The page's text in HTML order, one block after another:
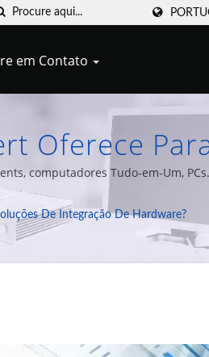
em Contato
Oferece
De
De Thin
computadores Tudo-em-Um, PCs
de experiência.
De Integração De Hardware?